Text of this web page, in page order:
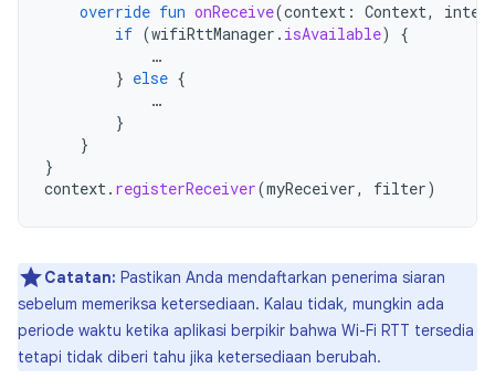
override fun onReceive(context : Context,
if (wifiRttManager . isAvailable)
{
…
} else {
…
}
}
}
context. registerReceiver(myReceiver, filter)
Catatan: Pastikan Anda mendaftarkan penerima siaran
sebelum memeriksa ketersediaan. Kalau tidak, mungkin ada
periode waktu ketika aplikasi berpikir bahwa Wi-Fi RTT tersedia
tetapi tidak diberi tahu jika ketersediaan berubah.